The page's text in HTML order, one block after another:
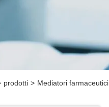
prodotti > Mediatori farmaceutici